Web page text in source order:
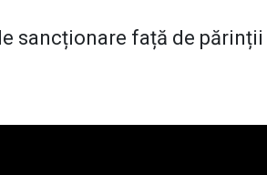
sancționare față de părinții